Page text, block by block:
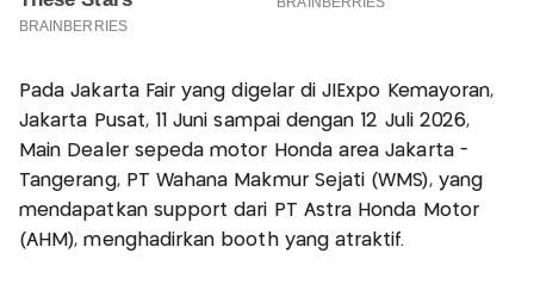
Pada Jakarta Fair yang digelar di JIExpo Kemayoran,
Jakarta Pusat, 11 Juni sampai dengan 12 Juli 2026,
Main Dealer sepeda motor Honda area Jakarta -
Tangerang, PT Wahana Makmur Sejati (WMS), yang
mendapatkan support dari PT Astra Honda Motor
(AHM), menghadirkan booth yang atraktif.